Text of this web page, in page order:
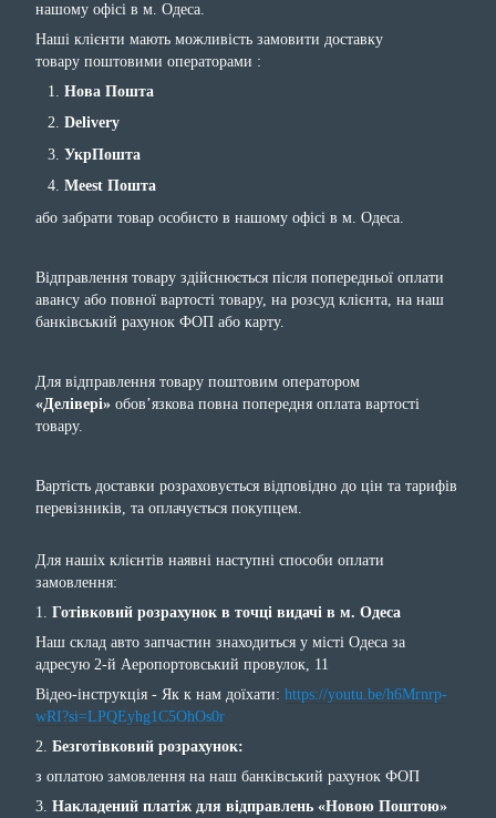
нашому офісі в м. Одеса.
Наші клієнти мають можливість замовити доставку
товару поштовими операторами :
Нова Пошта
Delivery
УкрПошта
Meest Пошта
або забрати товар особисто в нашому офісі в м. Одеса.
Відправлення товару здійснюється після попередньої оплати
авансу або повної вартості товару, на розсуд клієнта, на наш
банківський рахунок ФОП або карту.
Для відправлення товару поштовим оператором
«Делівері» обов’язкова повна попередня оплата вартості
товару.
Вартість доставки розраховується відповідно до цін та тарифів
перевізників, та оплачується покупцем.
Для нашіх клієнтів наявні наступні способи оплати
замовлення:
1. Готівковий розрахунок в точці видачі в м. Одеса
Наш склад авто запчастин знаходиться у місті Одеса за
адресую 2-й Аеропортовський провулок, 11
Відео-інструкція - Як к нам доїхати: https://youtu.be/h6Mrnrp-
wRI?si=LPQEyhg1C5OhOs0r
2. Безготівковий розрахунок:
з оплатою замовлення на наш банківський рахунок ФОП
3. Накладений платіж для відправлень «Новою Поштою»